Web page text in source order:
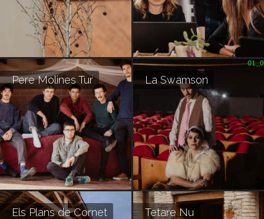
Pere Molines Tur La Swamson
Els Plans de Cornet Tetare Nu